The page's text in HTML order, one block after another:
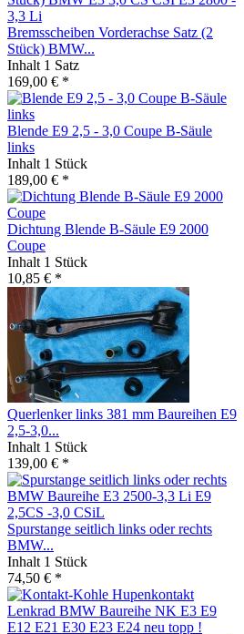
Bremsscheiben Vorderachse Satz (2
Stück) BMW...
Inhalt 1 Satz
169,00 € *
Blende E9 2,5 - 3,0 Coupe B-Säule
links
Inhalt 1 Stück
189,00 € *
Dichtung Blende B-Säule E9 2000
Coupe
Inhalt 1 Stück
10,85 € *
Querlenker links 381 mm Baureihen E9
2,5-3,0...
Inhalt 1 Stück
139,00 € *
Spurstange seitlich links oder rechts
BMW...
Inhalt 1 Stück
74,50 € *